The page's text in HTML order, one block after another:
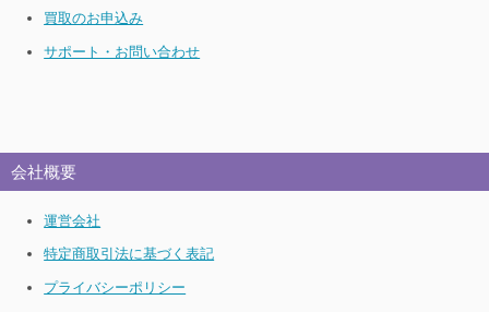
買取のお申込み
サポート・お問い合わせ
会社概要
運営会社
特定商取引法に基づく表記
プライバシーポリシー